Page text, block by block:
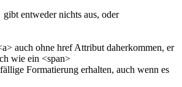
entweder nichts aus, oder
auch ohne href Attribut daherkommen, er
wie ein <span>
Formatierung erhalten, auch wenn es